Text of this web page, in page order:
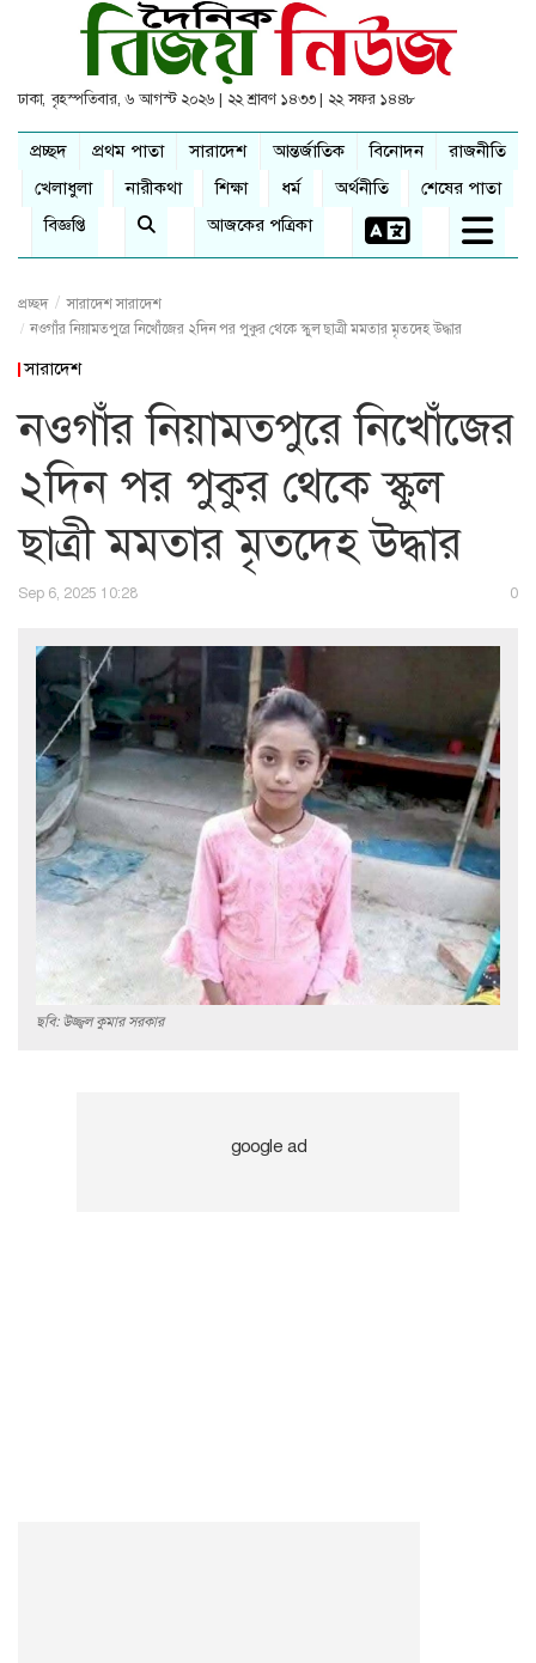
ঢাকা, বৃহস্পতিবার, ৬ আগস্ট ২০২৬ | ২২ শ্রাবণ ১৪৩৩ | ২২ সফর ১৪৪৮
প্রচ্ছদ প্রথম পাতা সারাদেশ আন্তর্জাতিক বিনোদন
রাজনীতি
খেলাধুলা
নারীকথা শিক্ষা ধর্ম অর্থনীতি
শেষের পাতা
বিজ্ঞপ্তি
আজকের পত্রিকা
প্রচ্ছদ সারাদেশসারাদেশ
নওগাঁর নিয়ামতপুরে নিখোঁজের ২দিন পর পুকুর থেকে স্কুল ছাত্রী মমতার মৃতদেহ উদ্ধার
সারাদেশ
নওগাঁর নিয়ামতপুরে নিখোঁজের
২দিন পর পুকুর থেকে স্কুল
ছাত্রী মমতার মৃতদেহ উদ্ধার
Sep 6, 2025 10:28 0
ছবি: উজ্জ্বল কুমার সরকার